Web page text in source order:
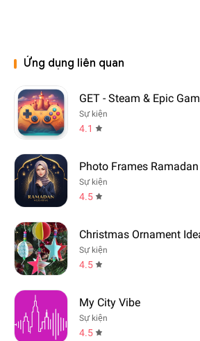
Ứng dụng liên quan
GET - Steam & Epic
Sự kiện
4.1
Photo Frames
Sự kiện
4.5
Christmas Ornament
Sự kiện
4.5
My City Vibe
Sự kiện
4.5